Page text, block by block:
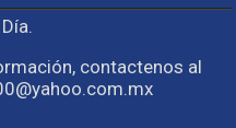
contactenos al